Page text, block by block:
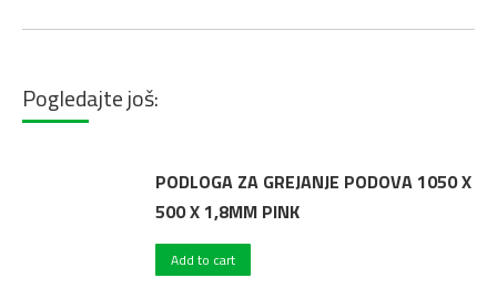
Pogledajte još:
PODLOGA ZA GREJANJE PODOVA 1050 X
500 X 1,8MM PINK
Add to cart